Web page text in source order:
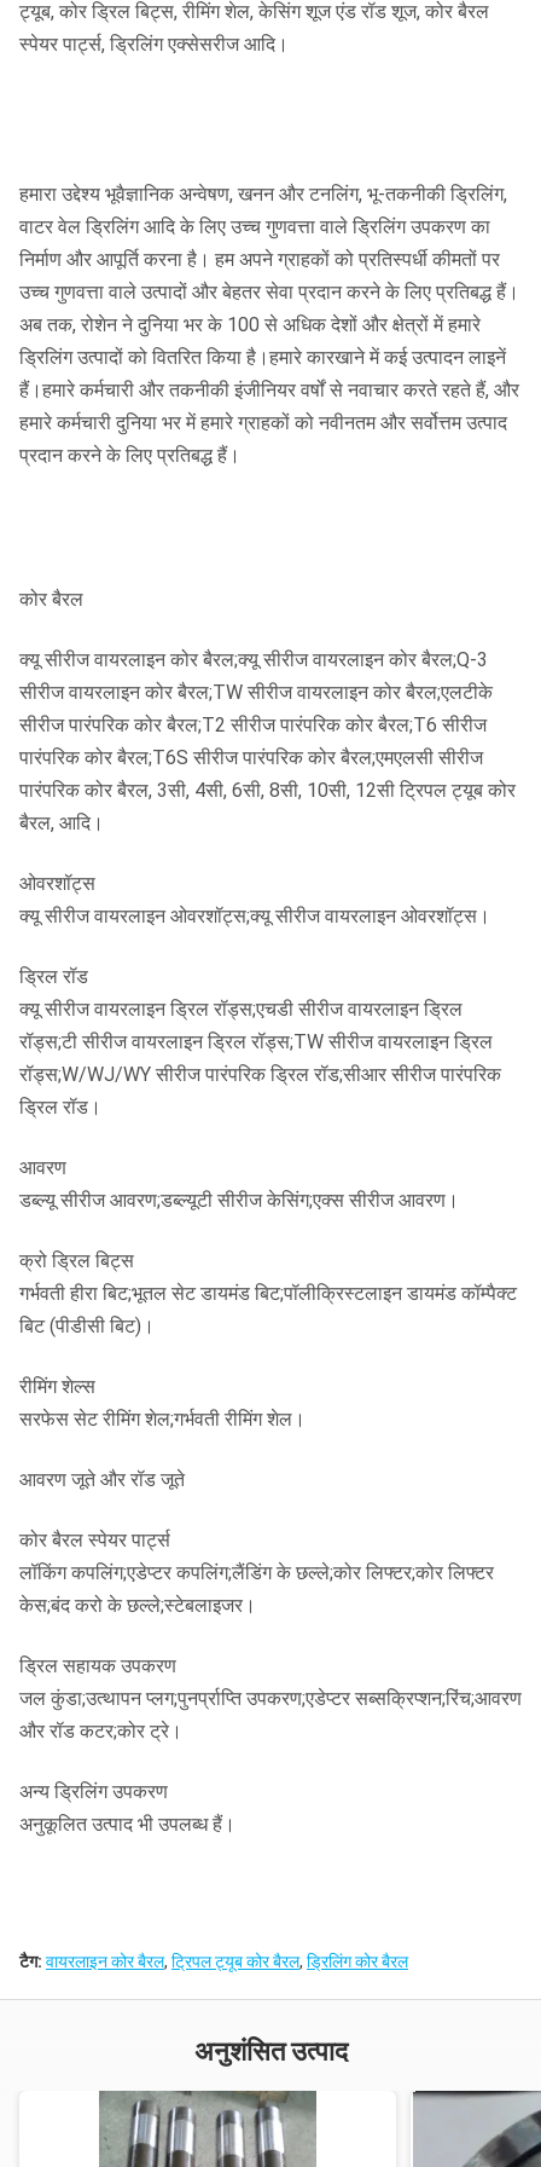
ट्यूब, कोर ड्रिल बिट्स, रीमिंग शेल, केसिंग शूज एंड रॉड शूज, कोर बैरल
स्पेयर पार्ट्स, ड्रिलिंग एक्सेसरीज आदि।
हमारा उद्देश्य भूवैज्ञानिक अन्वेषण, खनन और टनलिंग, भू-तकनीकी ड्रिलिंग,
वाटर वेल ड्रिलिंग आदि के लिए उच्च गुणवत्ता वाले ड्रिलिंग उपकरण का
निर्माण और आपूर्ति करना है। हम अपने ग्राहकों को प्रतिस्पर्धी कीमतों पर
उच्च गुणवत्ता वाले उत्पादों और बेहतर सेवा प्रदान करने के लिए प्रतिबद्ध हैं।
अब तक, रोशेन ने दुनिया भर के 100 से अधिक देशों और क्षेत्रों में हमारे
ड्रिलिंग उत्पादों को वितरित किया है।हमारे कारखाने में कई उत्पादन लाइनें
हैं।हमारे कर्मचारी और तकनीकी इंजीनियर वर्षों से नवाचार करते रहते हैं, और
हमारे कर्मचारी दुनिया भर में हमारे ग्राहकों को नवीनतम और सर्वोत्तम उत्पाद
प्रदान करने के लिए प्रतिबद्ध हैं।
कोर बैरल
क्यू सीरीज वायरलाइन कोर बैरल;क्यू सीरीज वायरलाइन कोर बैरल;Q-3
सीरीज वायरलाइन कोर बैरल;TW सीरीज वायरलाइन कोर बैरल;एलटीके
सीरीज पारंपरिक कोर बैरल;T2 सीरीज पारंपरिक कोर बैरल;T6 सीरीज
पारंपरिक कोर बैरल;T6S सीरीज पारंपरिक कोर बैरल;एमएलसी सीरीज
पारंपरिक कोर बैरल, 3सी, 4सी, 6सी, 8सी, 10सी, 12सी ट्रिपल ट्यूब कोर
बैरल, आदि।
ओवरशॉट्स
क्यू सीरीज वायरलाइन ओवरशॉट्स;क्यू सीरीज वायरलाइन ओवरशॉट्स।
ड्रिल रॉड
क्यू सीरीज वायरलाइन ड्रिल रॉड्स;एचडी सीरीज वायरलाइन ड्रिल
रॉड्स;टी सीरीज वायरलाइन ड्रिल रॉड्स;TW सीरीज वायरलाइन ड्रिल
रॉड्स;W/WJ/WY सीरीज पारंपरिक ड्रिल रॉड;सीआर सीरीज पारंपरिक
ड्रिल रॉड।
आवरण
डब्ल्यू सीरीज आवरण;डब्ल्यूटी सीरीज केसिंग;एक्स सीरीज आवरण।
क्रो ड्रिल बिट्स
गर्भवती हीरा बिट;भूतल सेट डायमंड बिट;पॉलीक्रिस्टलाइन डायमंड कॉम्पैक्ट
बिट (पीडीसी बिट)।
रीमिंग शेल्स
सरफेस सेट रीमिंग शेल;गर्भवती रीमिंग शेल।
आवरण जूते और रॉड जूते
कोर बैरल स्पेयर पार्ट्स
लॉकिंग कपलिंग;एडेप्टर कपलिंग;लैंडिंग के छल्ले;कोर लिफ्टर;कोर लिफ्टर
केस;बंद करो के छल्ले;स्टेबलाइजर।
ड्रिल सहायक उपकरण
जल कुंडा;उत्थापन प्लग;पुनर्प्राप्ति उपकरण;एडेप्टर सब्सक्रिप्शन;रिंच;आवरण
और रॉड कटर;कोर ट्रे।
अन्य ड्रिलिंग उपकरण
अनुकूलित उत्पाद भी उपलब्ध हैं।
टैग: वायरलाइन कोर बैरल, ट्रिपल ट्यूब कोर बैरल, ड्रिलिंग कोर बैरल
अनुशंसित उत्पाद